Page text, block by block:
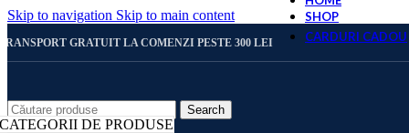
Skip to navigation Skip to main content
GRATUIT LA COMENZI PESTE 300 LEI
Search
CATEGORII DE PRODUSE
SHOP
CARDURI CADOU